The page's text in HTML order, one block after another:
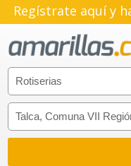
Regístrate aquí y